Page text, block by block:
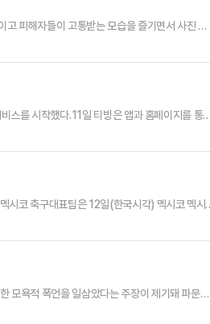
피해자들이 고통받는 모습을 즐기면서 사진 촬
등 주요 프랑스 언론매체와 미국 일간 뉴욕타임
스를 시작했다.11일 티빙은 앱과 홈페이지를 통
이스에 외부의 비인가 접근이 있었고, 개인정보
시코 축구대표팀은 12일(한국시각) 멕시코 멕시
을 내질렀다. A조 1위가 유력하다는 평가를 받
모욕적 폭언을 일삼았다는 주장이 제기돼 파문이